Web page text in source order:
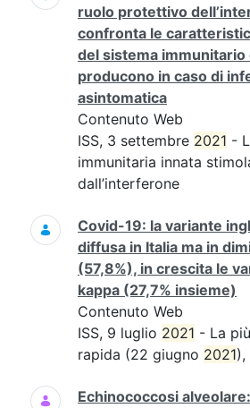
ruolo protettivo
confronta le
del sistema immunitario
producono in caso di
asintomatica
Contenuto Web
ISS, 3 settembre 2021 -
immunitaria innata
dall’interferone
Covid-19: la variante
diffusa in Italia ma in
(57,8%), in crescita le
kappa (27,7% insieme)
Contenuto Web
ISS, 9 luglio 2021 - La
rapida (22 giugno 2021),
Echinococcosi